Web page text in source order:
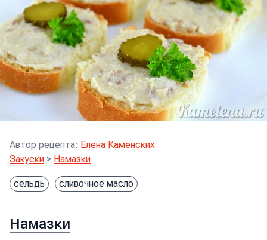
Автор рецепта: Елена Каменских
Закуски > Намазки
сельдь сливочное масло
Намазки